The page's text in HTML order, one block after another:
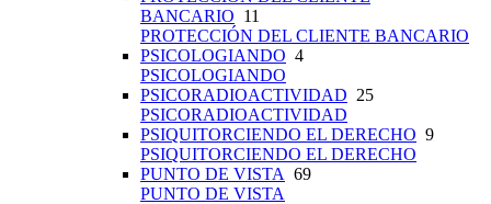
BANCARIO 11
PROTECCIÓN DEL CLIENTE BANCARIO
PSICOLOGIANDO 4
PSICOLOGIANDO
PSICORADIOACTIVIDAD 25
PSICORADIOACTIVIDAD
PSIQUITORCIENDO EL DERECHO 9
PSIQUITORCIENDO EL DERECHO
PUNTO DE VISTA 69
PUNTO DE VISTA